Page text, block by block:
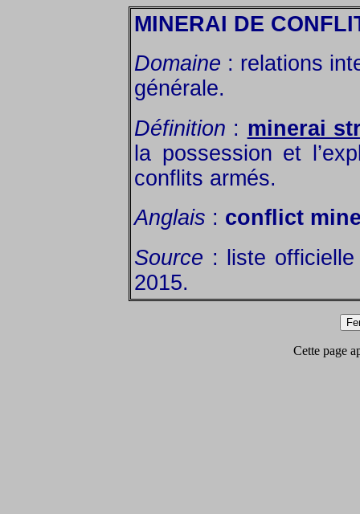
MINERAI DE
Domaine : relations
générale.
Définition : minerai
la possession et
conflits armés.
Anglais : conflict
Source : liste
2015.
Cette page